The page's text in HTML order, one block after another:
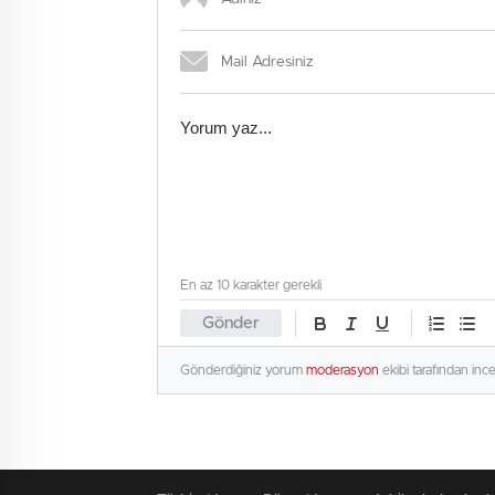
Gönder
En az 10 karakter gerekli
Gönderdiğiniz yorum moderasyon ekibi tarafından